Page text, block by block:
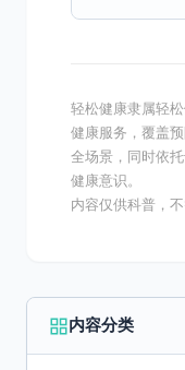
轻松健康隶属轻
健康服务，覆盖
全场景，同时依
健康意识。
内容仅供科普，
内容分类